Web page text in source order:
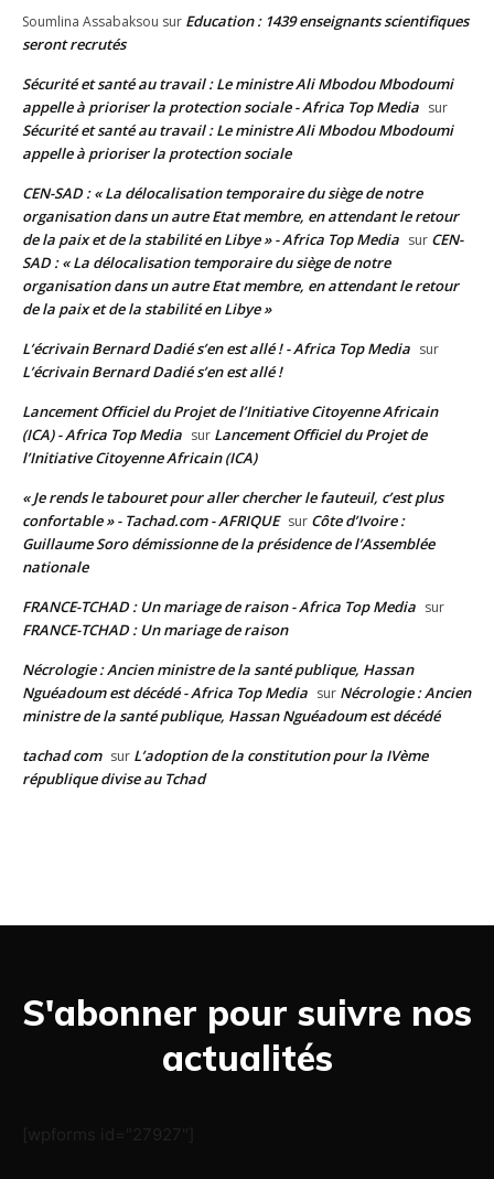
Soumlina Assabaksou sur Education : 1439 enseignants scientifiques
seront recrutés
Sécurité et santé au travail : Le ministre Ali Mbodou Mbodoumi
appelle à prioriser la protection sociale - Africa Top Media sur
Sécurité et santé au travail : Le ministre Ali Mbodou Mbodoumi
appelle à prioriser la protection sociale
CEN-SAD : « La délocalisation temporaire du siège de notre
organisation dans un autre Etat membre, en attendant le retour
de la paix et de la stabilité en Libye » - Africa Top Media sur CEN-
SAD : « La délocalisation temporaire du siège de notre
organisation dans un autre Etat membre, en attendant le retour
de la paix et de la stabilité en Libye »
L’écrivain Bernard Dadié s’en est allé ! - Africa Top Media sur
L’écrivain Bernard Dadié s’en est allé !
Lancement Officiel du Projet de l’Initiative Citoyenne Africain
(ICA) - Africa Top Media sur Lancement Officiel du Projet de
l’Initiative Citoyenne Africain (ICA)
« Je rends le tabouret pour aller chercher le fauteuil, c’est plus
confortable » - Tachad.com - AFRIQUE sur Côte d’Ivoire :
Guillaume Soro démissionne de la présidence de l’Assemblée
nationale
FRANCE-TCHAD : Un mariage de raison - Africa Top Media sur
FRANCE-TCHAD : Un mariage de raison
Nécrologie : Ancien ministre de la santé publique, Hassan
Nguéadoum est décédé - Africa Top Media sur Nécrologie : Ancien
ministre de la santé publique, Hassan Nguéadoum est décédé
tachad com sur L’adoption de la constitution pour la IVème
république divise au Tchad
S'abonner pour suivre nos
actualités
[wpforms id="27927"]